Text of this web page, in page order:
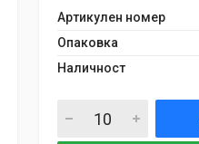
Артикулен номер
Опаковка
Наличност